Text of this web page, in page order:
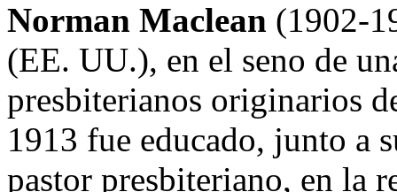
Norman Maclean (1902-
(EE. UU.), en el seno de
presbiterianos originarios
1913 fue educado, junto a
pastor presbiteriano, en la